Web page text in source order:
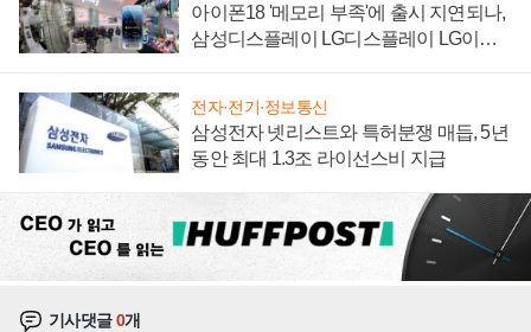
아이폰18 '메모리 부족'에 출시 지연되나,
삼성디스플레이 LG디스플레이 LG이노
전자·전기·정보통신
삼성전자 넷리스트와 특허분쟁 매듭, 5년
동안 최대 1.3조 라이선스비 지급
기사댓글0개